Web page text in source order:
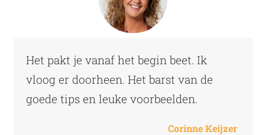
Het pakt je vanaf het begin beet. Ik
vloog er doorheen. Het barst van de
goede tips en leuke voorbeelden.
Corinne Keijzer